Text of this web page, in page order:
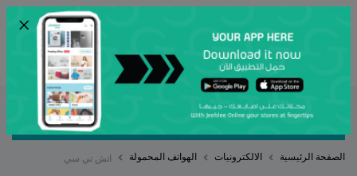
أرسل
ENG
مصنف بواسطة ترتيب حسب
الصفحة الرئيسية الالكترونيات الهواتف المحمولة اتش تي سي
×